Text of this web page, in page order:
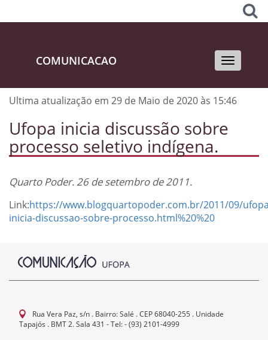
Toggle
COMUNICACAO
Ultima atualização em 29 de Maio de 2020 às 15:46
Ufopa inicia discussão sobre
processo seletivo indígena.
Quarto Poder. 26 de setembro de 2011.
Link:https://www.blogquartopoder.com.br/2011/09/
inicia-discussao-sobre-processo.html%20%20
Rua Vera Paz, s/n . Bairro: Salé . CEP 68040-255 . Unidade
Tapajós . BMT 2. Sala 431 - Tel: - (93) 2101-4999